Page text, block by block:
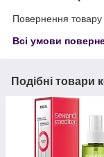
Повернення
Всі умови
Подібні товари